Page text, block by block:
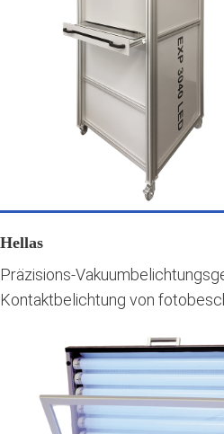
Hellas
Präzisions-
Kontaktbelichtung von